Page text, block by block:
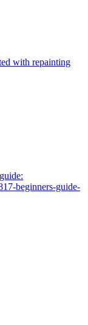
with repainting
beginners-guide-